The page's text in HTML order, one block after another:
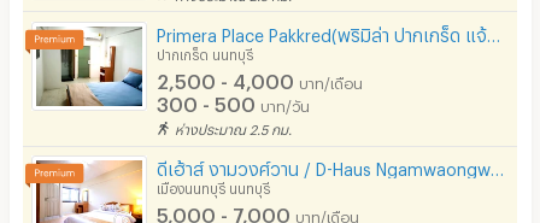
- โครงการเออร์เบิล สแควร์
- โฮมโปร สาขาประชาชื่น
- เดอะมอลล์ งามวงศ์วาน
- โรงพยาบาลนนทเวช
ปากเกร็ด นนทบุรี
2,500 - 4,000 บาท/เดือน
300 - 500 บาท/วัน
ห่างประมาณ 2.5 กม.
เมืองนนทบุรี นนทบุรี
5,000 - 7,000 บาท/เดือน